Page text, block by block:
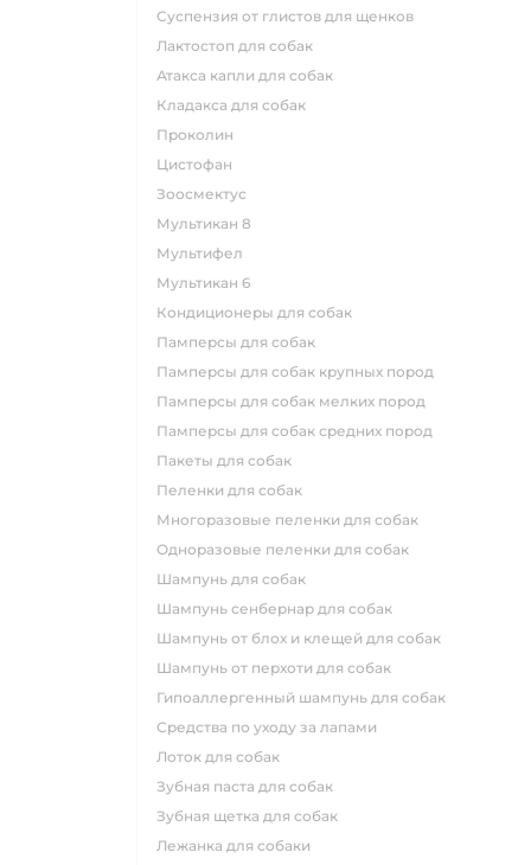
суспензия от глистов для щенков
лактостоп для собак
атакса капли для собак
кладакса для собак
проколин
цистофан
зоосмектус
мультикан 8
мультифел
мультикан 6
кондиционеры для собак
памперсы для собак
памперсы для собак крупных пород
памперсы для собак мелких пород
памперсы для собак средних пород
пакеты для собак
пеленки для собак
многоразовые пеленки для собак
одноразовые пеленки для собак
шампунь для собак
шампунь сенбернар для собак
шампунь от блох и клещей для собак
шампунь от перхоти для собак
гипоаллергенный шампунь для собак
средства по уходу за лапами
лоток для собак
зубная паста для собак
зубная щетка для собак
лежанка для собаки